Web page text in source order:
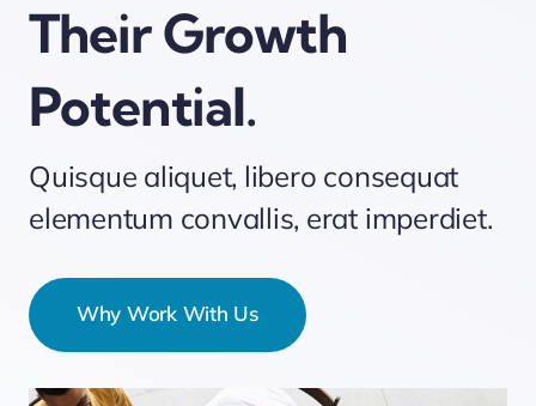
Their Growth
Potential.
Quisque aliquet, libero consequat
elementum convallis, erat imperdiet.
Why Work With Us